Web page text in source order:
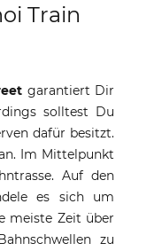
Train
garantiert Dir
solltest Du
dafür besitzt.
Im Mittelpunkt
Auf den
es sich um
meiste Zeit über
zu